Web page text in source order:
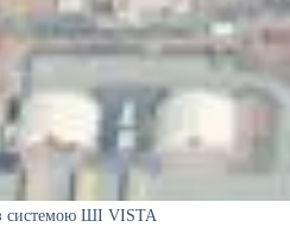
системою ШІ VISTA